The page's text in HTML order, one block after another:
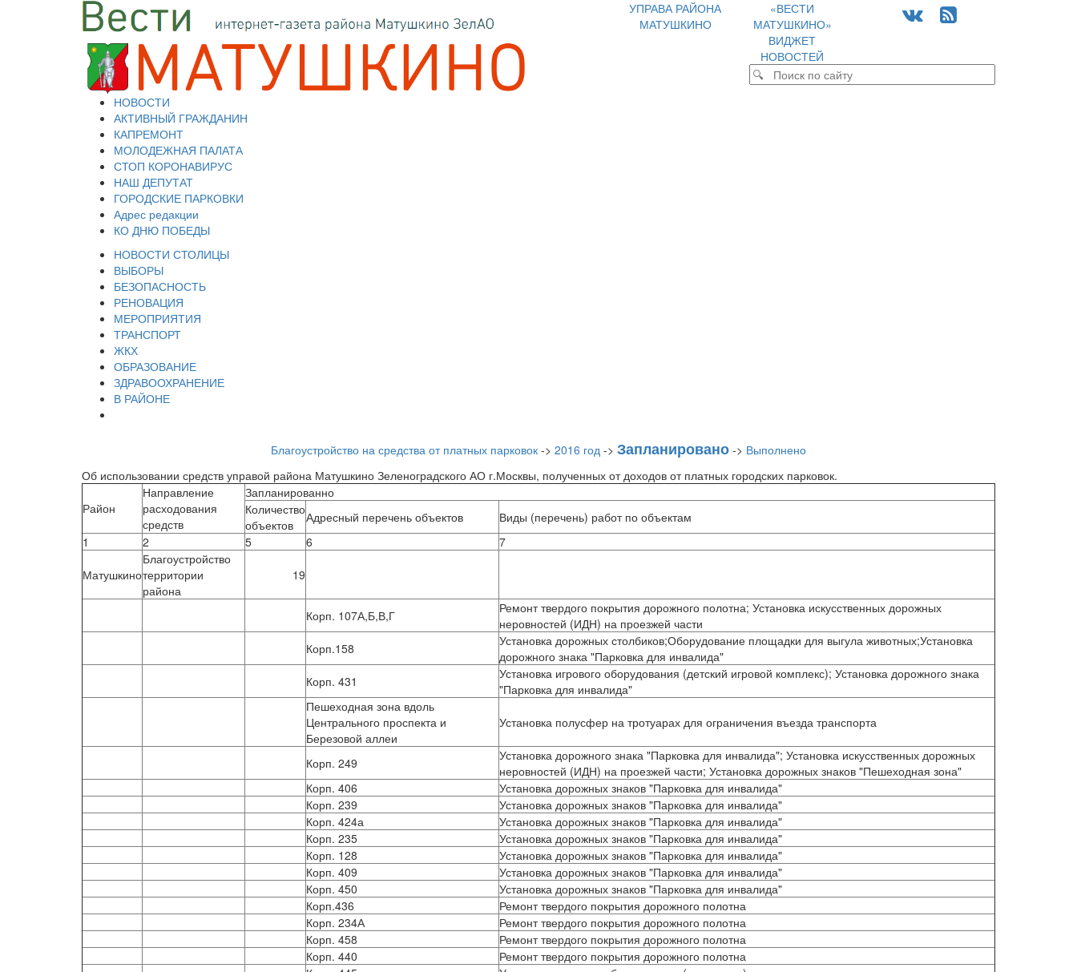
УПРАВА РАЙОНА
МАТУШКИНО
«ВЕСТИ
МАТУШКИНО»
ВИДЖЕТ
НОВОСТЕЙ
НОВОСТИ
АКТИВНЫЙ ГРАЖДАНИН
КАПРЕМОНТ
МОЛОДЕЖНАЯ ПАЛАТА
СТОП КОРОНАВИРУС
НАШ ДЕПУТАТ
ГОРОДСКИЕ ПАРКОВКИ
Адрес редакции
КО ДНЮ ПОБЕДЫ
НОВОСТИ СТОЛИЦЫ
ВЫБОРЫ
БЕЗОПАСНОСТЬ
РЕНОВАЦИЯ
МЕРОПРИЯТИЯ
ТРАНСПОРТ
ЖКХ
ОБРАЗОВАНИЕ
ЗДРАВООХРАНЕНИЕ
В РАЙОНЕ
Благоустройство на средства от платных парковок -> 2016 год -> Запланировано -> Выполнено
Об использовании средств управой района Матушкино Зеленоградского АО г.Москвы, полученных от доходов от платных городских парковок.
Район
Направление
расходования
средств
Запланированно
Количество
объектов
Адресный перечень объектов
Виды (перечень) работ по объектам
1
2 5 6 7
Матушкино
Благоустройство
территории
района
19
Корп. 107А,Б,В,Г
Ремонт твердого покрытия дорожного полотна; Установка искусственных дорожных
неровностей (ИДН) на проезжей части
Корп.158
Установка дорожных столбиков;Оборудование площадки для выгула животных;Установка
дорожного знака "Парковка для инвалида"
Корп. 431
Установка игрового оборудования (детский игровой комплекс); Установка дорожного знака
"Парковка для инвалида"
Пешеходная зона вдоль
Центрального проспекта и
Березовой аллеи
Установка полусфер на тротуарах для ограничения въезда транспорта
Корп. 249
Установка дорожного знака "Парковка для инвалида"; Установка искусственных дорожных
неровностей (ИДН) на проезжей части; Установка дорожных знаков "Пешеходная зона"
Корп. 406
Установка дорожных знаков "Парковка для инвалида"
Корп. 239
Установка дорожных знаков "Парковка для инвалида"
Корп. 424а
Установка дорожных знаков "Парковка для инвалида"
Корп. 235
Установка дорожных знаков "Парковка для инвалида"
Корп. 128
Установка дорожных знаков "Парковка для инвалида"
Корп. 409
Установка дорожных знаков "Парковка для инвалида"
Корп. 450
Установка дорожных знаков "Парковка для инвалида"
Корп.436
Ремонт твердого покрытия дорожного полотна
Корп. 234А
Ремонт твердого покрытия дорожного полотна
Корп. 458
Ремонт твердого покрытия дорожного полотна
Корп. 440
Ремонт твердого покрытия дорожного полотна